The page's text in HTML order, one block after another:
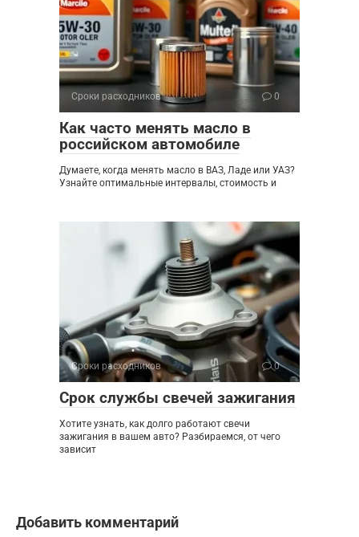
Сроки расходников 0
Как часто менять масло в
российском автомобиле
Думаете, когда менять масло в ВАЗ, Ладе или УАЗ?
Узнайте оптимальные интервалы, стоимость и
Сроки расходников 0
Срок службы свечей зажигания
Хотите узнать, как долго работают свечи
зажигания в вашем авто? Разбираемся, от чего
зависит
Добавить комментарий